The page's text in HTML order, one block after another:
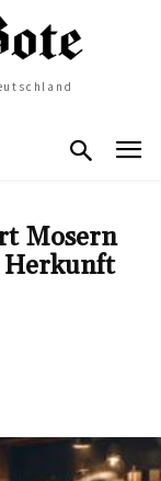
Mosern
Herkunft